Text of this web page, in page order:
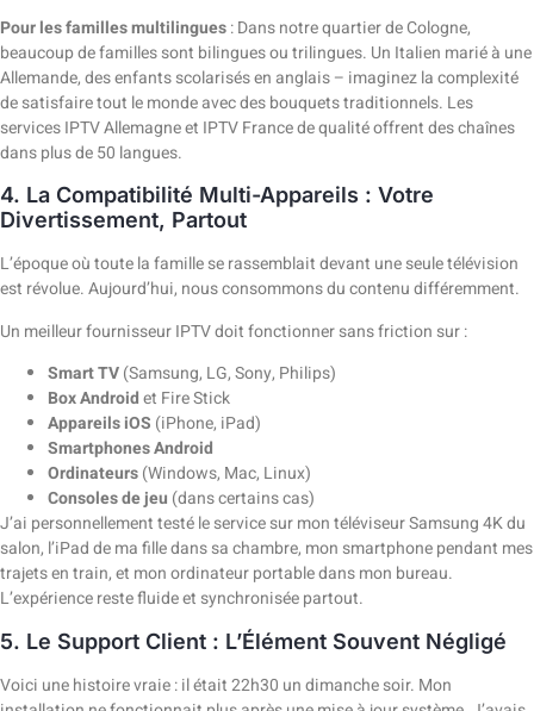
Pour les familles multilingues: Dans notre quartier de Cologne,
beaucoup de familles sont bilingues ou trilingues. Un Italien marié à une
Allemande, des enfants scolarisés en anglais – imaginez la complexité
de satisfaire tout le monde avec des bouquets traditionnels. Les
services IPTV Allemagne et IPTV France de qualité offrent des chaînes
dans plus de 50 langues.
4. La Compatibilité Multi-Appareils : Votre
Divertissement, Partout
L’époque où toute la famille se rassemblait devant une seule télévision
est révolue. Aujourd’hui, nous consommons du contenu différemment.
Un meilleur fournisseur IPTV doit fonctionner sans friction sur :
Smart TV(Samsung, LG, Sony, Philips)
Box Androidet Fire Stick
Appareils iOS (iPhone, iPad)
Smartphones Android
Ordinateurs(Windows, Mac, Linux)
Consoles de jeu (dans certains cas)
J’ai personnellement testé le service sur mon téléviseur Samsung 4K du
salon, l’iPad de ma fille dans sa chambre, mon smartphone pendant mes
trajets en train, et mon ordinateur portable dans mon bureau.
L’expérience reste fluide et synchronisée partout.
5. Le Support Client : L’Élément Souvent Négligé
Voici une histoire vraie : il était 22h30 un dimanche soir. Mon